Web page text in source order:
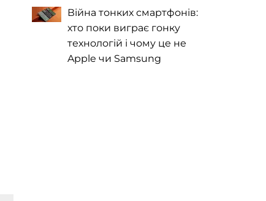
Війна тонких смартфонів:
хто поки виграє гонку
технологій і чому це не
Apple чи Samsung